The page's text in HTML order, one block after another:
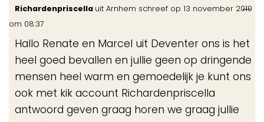
Richardenpriscella uit Arnhem schreef op 13 november 2019
om 08:37
Hallo Renate en Marcel uit Deventer ons is het
heel goed bevallen en jullie geen op dringende
mensen heel warm en gemoedelijk je kunt ons
ook met kik account Richardenpriscella
antwoord geven graag horen we graag jullie
...